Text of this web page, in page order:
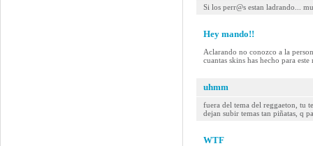
Si los perr@s estan ladrando...
Hey mando!!
Aclarando no conozco a la
cuantas skins has hecho para
uhmm
fuera del tema del reggaeton, tu
dejan subir temas tan piñatas, q
WTF